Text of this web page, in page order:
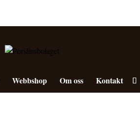
Webbshop Om oss Kontakt